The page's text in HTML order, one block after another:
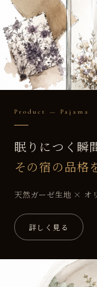
Product — Pajama
眠りにつく瞬
その宿の品格
天然ガーゼ生地 × オ
詳しく見る